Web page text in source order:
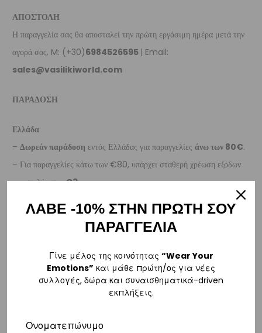
ΑΠΟΣΤΟΛΗ
Η παραγγελία σας θα αποσταλεί την πρώτη εργάσιμη ημέρα μετά την
αγορά σας. M: (+30)6984526595 | Email:
sales@vasilikiworld.com
ΠΑΡΑΔΟΣΗ
Ελλάδα
– Δωρεάν παράδοση εντός Ελλάδας για παραγγελίες άνω των 80€.
– Για παραγγελίες κάτω των €80, υπάρχει σταθερή χρέωση εξόδων
αποστολής στα€3.
, θα
αναλάβει την παράδοσή σας.
– Οι χρόνοι παράδοσης συνήθως κυμαίνονται από 1-3 εργάσιμες
– Προσφέρουμε επίσης αντικαταβολή για παραγγελίες σε όλη την
Ελλάδα με extra χρέωση €2
ΛΑΒΕ -10% ΣΤΗΝ ΠΡΩΤΗ ΣΟΥ
ΠΑΡΑΓΓΕΛΙΑ
Γίνε μέλος της κοινότητας “Wear Your
Emotions” και μάθε πρώτη/ος για νέες
συλλογές, δώρα και συναισθηματικά-driven
εκπλήξεις.
Ονοματεπώνυμο